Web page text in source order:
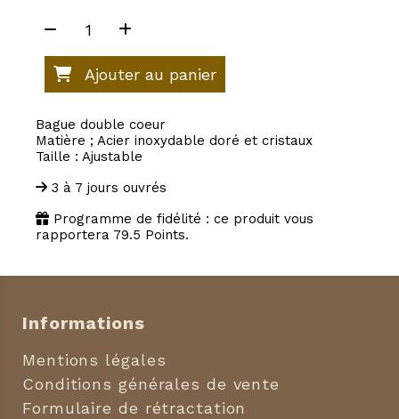
Ajouter au panier
Bague double coeur
Matière ; Acier inoxydable doré et cristaux
Taille : Ajustable
3 à 7 jours ouvrés
Programme de fidélité : ce produit vous
rapportera 79.5 Points.
Informations
Mentions légales
Conditions générales de vente
Formulaire de rétractation